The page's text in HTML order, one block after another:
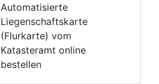
Automatisierte
Liegenschaftskarte
(Flurkarte) vom
Katasteramt online
bestellen